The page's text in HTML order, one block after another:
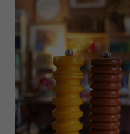
AÑADIR AL CARRITO